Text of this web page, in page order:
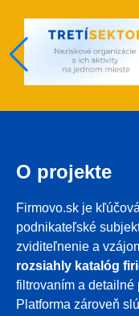
O projekte
Firmovo.sk je
podnikateľské
zviditeľnenie a
rozsiahly katalóg
filtrovaním a detailné
Platforma zároveň